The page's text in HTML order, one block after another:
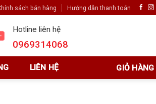
sách bán hàng Hướng dẫn thanh toán
Hotline liên hệ
0969314068
LIÊN HỆ GIỎ HÀNG